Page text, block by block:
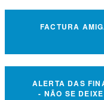
FACTURA
ALERTA DAS
- NÃO SE